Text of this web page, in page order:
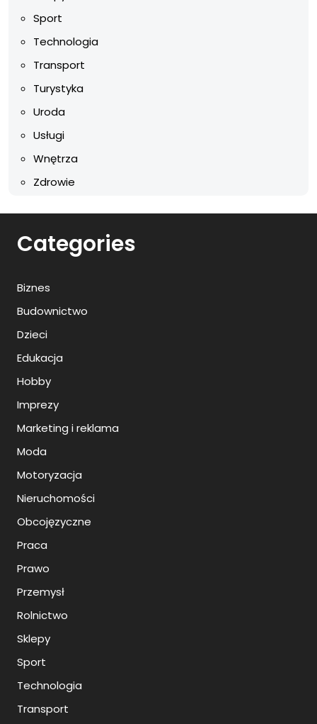
Sport
Technologia
Transport
Turystyka
Uroda
Usługi
Wnętrza
Zdrowie
Categories
Biznes
Budownictwo
Dzieci
Edukacja
Hobby
Imprezy
Marketing i reklama
Moda
Motoryzacja
Nieruchomości
Obcojęzyczne
Praca
Prawo
Przemysł
Rolnictwo
Sklepy
Sport
Technologia
Transport